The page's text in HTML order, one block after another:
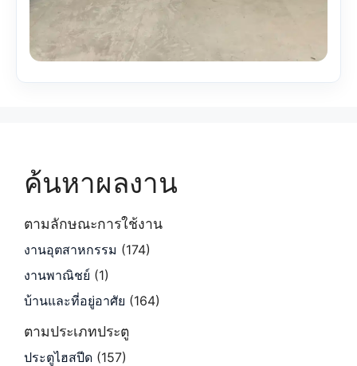
ค้นหาผลงาน
ตามลักษณะการใช้งาน
งานอุตสาหกรรม (174)
งานพาณิชย์ (1)
บ้านและที่อยู่อาศัย (164)
ตามประเภทประตู
ประตูไฮสปีด (157)